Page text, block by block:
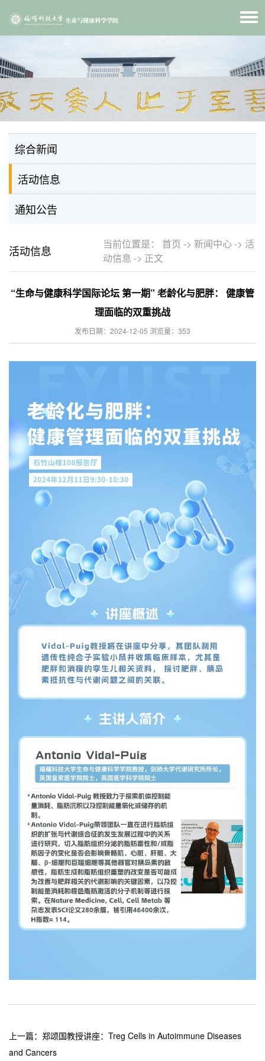
综合新闻
活动信息
通知公告
活动信息 当前位置是： 首页 -> 新闻中心-> 活
动信息 -> 正文
“生命与健康科学国际论坛 第一期” 老龄化与肥胖： 健康管
理面临的双重挑战
发布日期：2024-12-05 浏览量： 353
上一篇： 郑颂国教授讲座：Treg Cells in Autoimmune Diseases
and Cancers